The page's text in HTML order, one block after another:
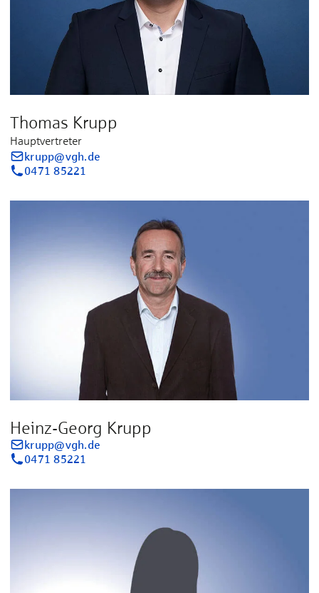
Thomas Krupp
Hauptvertreter
krupp@vgh.de
0471 85221
Heinz-Georg Krupp
krupp@vgh.de
0471 85221